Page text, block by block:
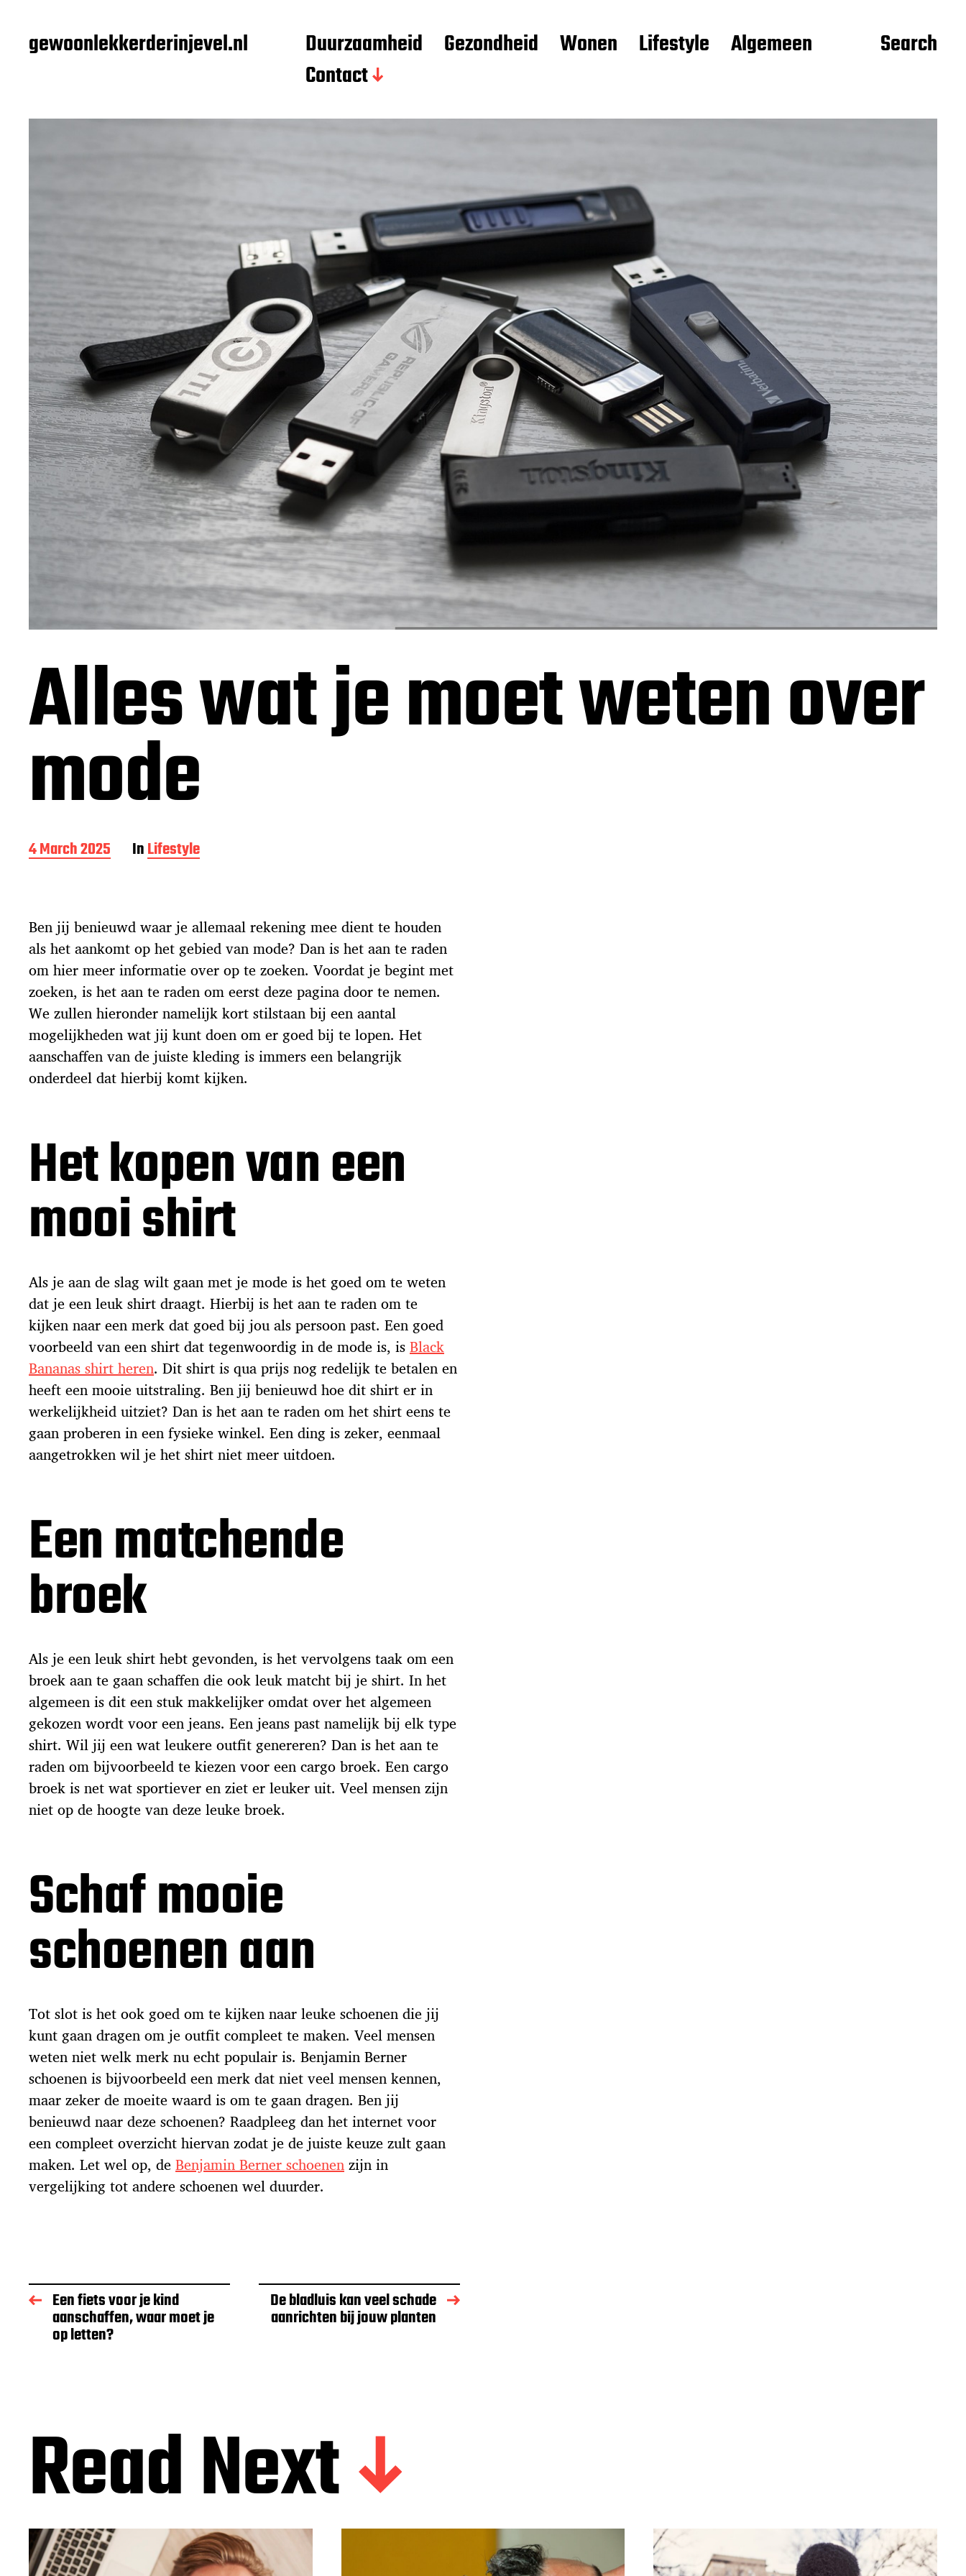
gewoonlekkerderinjevel.nl Duurzaamheid Gezondheid Wonen Lifestyle
Algemeen
Contact
Search
Alles wat je moet weten over
mode
P
o
a
t
e
4 March 2025 InLifestyle
Ben jij benieuwd waar je allemaal rekening mee dient te houden
als het aankomt op het gebied van mode? Dan is het aan te raden
om hier meer informatie over op te zoeken. Voordat je begint met
zoeken, is het aan te raden om eerst deze pagina door te nemen.
We zullen hieronder namelijk kort stilstaan bij een aantal
mogelijkheden wat jij kunt doen om er goed bij te lopen. Het
aanschaffen van de juiste kleding is immers een belangrijk
onderdeel dat hierbij komt kijken.
Het kopen van een
mooi shirt
Als je aan de slag wilt gaan met je mode is het goed om te weten
dat je een leuk shirt draagt. Hierbij is het aan te raden om te
kijken naar een merk dat goed bij jou als persoon past. Een goed
voorbeeld van een shirt dat tegenwoordig in de mode is, isBlack
Bananas shirt heren. Dit shirt is qua prijs nog redelijk te betalen en
heeft een mooie uitstraling. Ben jij benieuwd hoe dit shirt er in
werkelijkheid uitziet? Dan is het aan te raden om het shirt eens te
gaan proberen in een fysieke winkel. Een ding is zeker, eenmaal
aangetrokken wil je het shirt niet meer uitdoen.
Een matchende
broek
Als je een leuk shirt hebt gevonden, is het vervolgens taak om een
broek aan te gaan schaffen die ook leuk matcht bij je shirt. In het
algemeen is dit een stuk makkelijker omdat over het algemeen
gekozen wordt voor een jeans. Een jeans past namelijk bij elk type
shirt. Wil jij een wat leukere outfit genereren? Dan is het aan te
raden om bijvoorbeeld te kiezen voor een cargo broek. Een cargo
broek is net wat sportiever en ziet er leuker uit. Veel mensen zijn
niet op de hoogte van deze leuke broek.
Schaf mooie
schoenen aan
Tot slot is het ook goed om te kijken naar leuke schoenen die jij
kunt gaan dragen om je outfit compleet te maken. Veel mensen
weten niet welk merk nu echt populair is. Benjamin Berner
schoenen is bijvoorbeeld een merk dat niet veel mensen kennen,
maar zeker de moeite waard is om te gaan dragen. Ben jij
benieuwd naar deze schoenen? Raadpleeg dan het internet voor
een compleet overzicht hiervan zodat je de juiste keuze zult gaan
maken. Let wel op, deBenjamin Berner schoenenzijn in
vergelijking tot andere schoenen wel duurder.
Een fiets voor je kind
aanschaffen, waar moet je
op letten?
De bladluis kan veel schade
aanrichten bij jouw planten
Read Next